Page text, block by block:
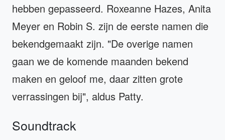
hebben gepasseerd. Roxeanne Hazes, Anita
Meyer en Robin S. zijn de eerste namen die
bekendgemaakt zijn. "De overige namen
gaan we de komende maanden bekend
maken en geloof me, daar zitten grote
verrassingen bij", aldus Patty.
Soundtrack